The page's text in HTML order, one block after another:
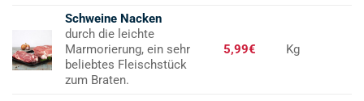
Schweine Nacken
durch die leichte
Marmorierung, ein sehr
beliebtes Fleischstück
zum Braten.
5,99€ Kg